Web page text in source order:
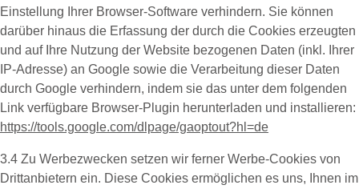
Einstellung Ihrer Browser-Software verhindern. Sie können
darüber hinaus die Erfassung der durch die Cookies erzeugten
und auf Ihre Nutzung der Website bezogenen Daten (inkl. Ihrer
IP-Adresse) an Google sowie die Verarbeitung dieser Daten
durch Google verhindern, indem sie das unter dem folgenden
Link verfügbare Browser-Plugin herunterladen und installieren:
https://tools.google.com/dlpage/gaoptout?hl=de
3.4 Zu Werbezwecken setzen wir ferner Werbe-Cookies von
Drittanbietern ein. Diese Cookies ermöglichen es uns, Ihnen im